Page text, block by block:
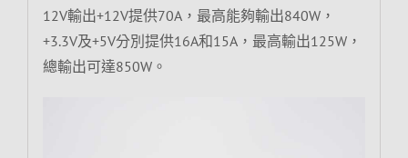
12V輸出+12V提供70A，最高能夠輸出840W，
+3.3V及+5V分別提供16A和15A，最高輸出125W，
總輸出可達850W。